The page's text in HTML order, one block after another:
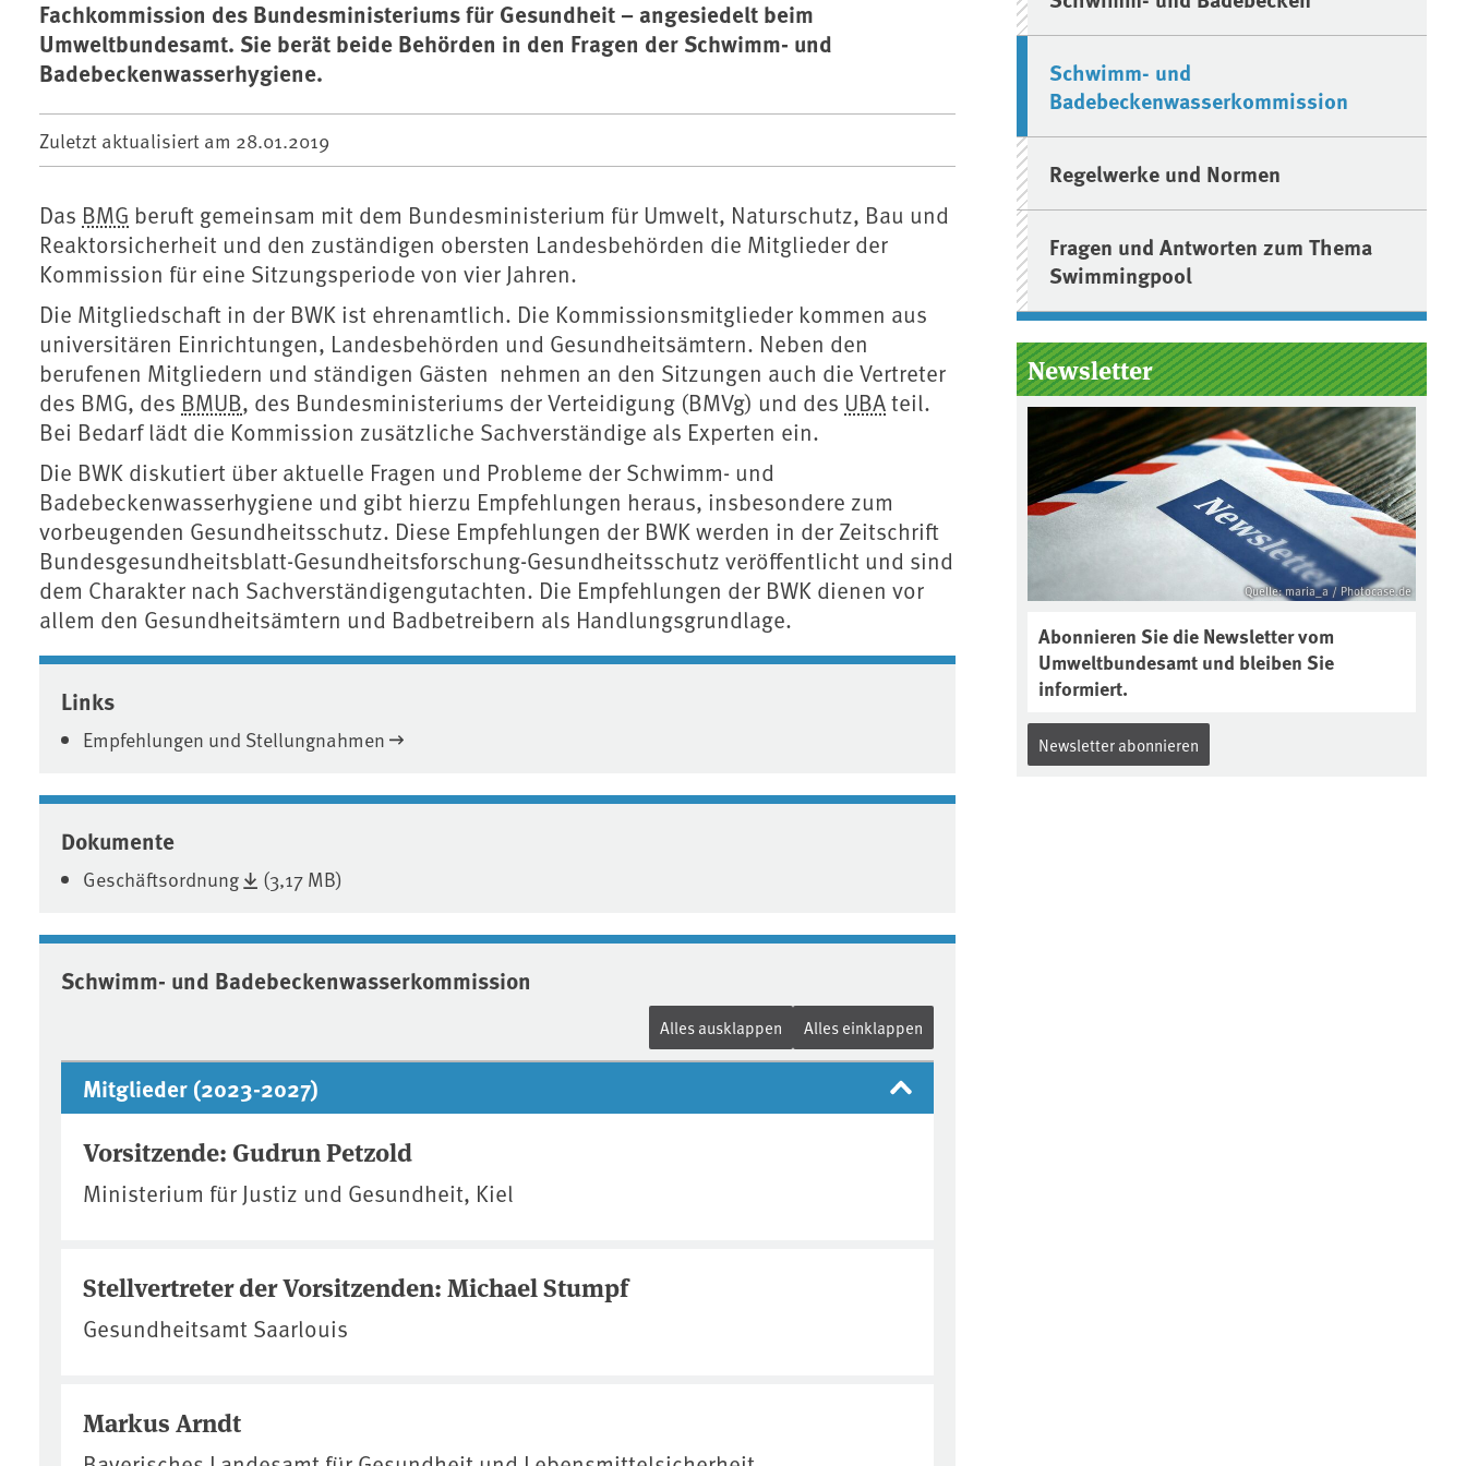
Fachkommission des Bundesministeriums für Gesundheit – angesiedelt beim
Umweltbundesamt. Sie berät beide Behörden in den Fragen der Schwimm- und
Badebeckenwasserhygiene.
Zuletzt aktualisiert am 28.01.2019
Das BMG beruft gemeinsam mit dem Bundesministerium für Umwelt, Naturschutz, Bau und
Reaktorsicherheit und den zuständigen obersten Landesbehörden die Mitglieder der
Kommission für eine Sitzungsperiode von vier Jahren.
Die Mitgliedschaft in der BWK ist ehrenamtlich. Die Kommissionsmitglieder kommen aus
universitären Einrichtungen, Landesbehörden und Gesundheitsämtern. Neben den
berufenen Mitgliedern und ständigen Gästen nehmen an den Sitzungen auch die Vertreter
des BMG, des BMUB, des Bundesministeriums der Verteidigung (BMVg) und des UBAteil.
Bei Bedarf lädt die Kommission zusätzliche Sachverständige als Experten ein.
Die BWK diskutiert über aktuelle Fragen und Probleme der Schwimm- und
Badebeckenwasserhygiene und gibt hierzu Empfehlungen heraus, insbesondere zum
vorbeugenden Gesundheitsschutz. Diese Empfehlungen der BWK werden in der Zeitschrift
Bundesgesundheitsblatt-Gesundheitsforschung-Gesundheitsschutz veröffentlicht und sind
dem Charakter nach Sachverständigengutachten. Die Empfehlungen der BWK dienen vor
allem den Gesundheitsämtern und Badbetreibern als Handlungsgrundlage.
Associated content
Links
Empfehlungen und Stellungnahmen
Dokumente
Geschäftsordnung (3,17 MB)
Schwimm- und Badebeckenwasserkommission
Alles ausklappen Alles einklappen
Mitglieder (2023-2027)
Vorsitzende: Gudrun Petzold
Ministerium für Justiz und Gesundheit, Kiel
Stellvertreter der Vorsitzenden: Michael Stumpf
Gesundheitsamt Saarlouis
Markus Arndt
Schwimm- und
Badebeckenwasserkommission
Regelwerke und Normen
Fragen und Antworten zum Thema
Swimmingpool
Newsletter
Quelle: maria_a / Photocase.de
Abonnieren Sie die Newsletter vom
Umweltbundesamt und bleiben Sie
informiert.
Newsletter abonnieren